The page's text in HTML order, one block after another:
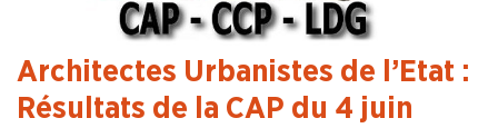
Architectes Urbanistes de l’Etat :
Résultats de la CAP du 4 juin